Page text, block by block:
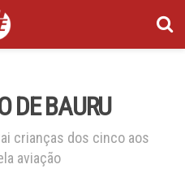
DE BAURU
crianças dos cinco aos
aviação